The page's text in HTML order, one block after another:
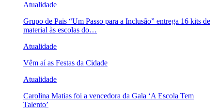
Atualidade
Grupo de Pais “Um Passo para a Inclusão” entrega 16 kits de
material às escolas do…
Atualidade
Vêm aí as Festas da Cidade
Atualidade
Carolina Matias foi a vencedora da Gala ‘A Escola Tem
Talento’